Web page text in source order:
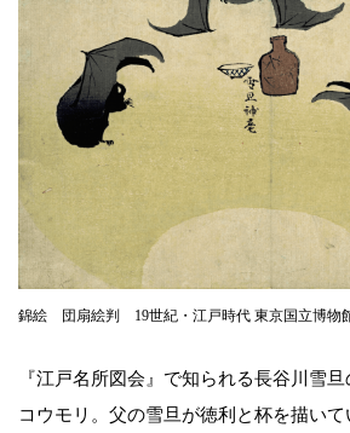
錦絵 団扇絵判 19世紀・江戸時代 東京国立博物
『江戸名所図会』で知られる長谷川雪
コウモリ。父の雪旦が徳利と杯を描い